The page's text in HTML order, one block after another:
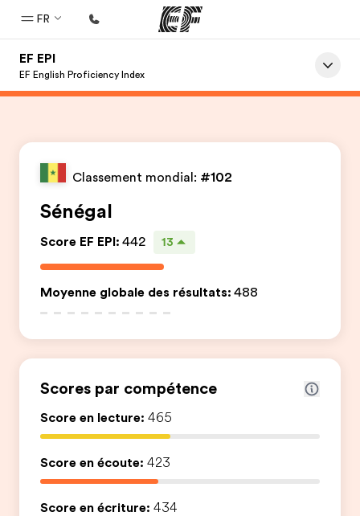
FR
Accueil
Trouver un bureau
A propos de nous
EF recrute
Rejoignez nos équipes
EF EPI
EF English Proficiency Index
Classement mondial: #102
Sénégal
Score EF EPI: 442 13
Moyenne globale des résultats: 488
Scores par compétence
Score en lecture: 465
Score en écoute: 423
Score en écriture: 434